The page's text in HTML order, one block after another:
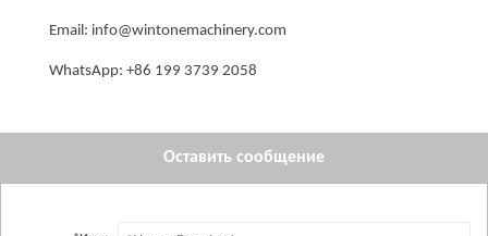
Email: info@wintonemachinery.com
WhatsApp: +86 199 3739 2058
Оставить сообщение